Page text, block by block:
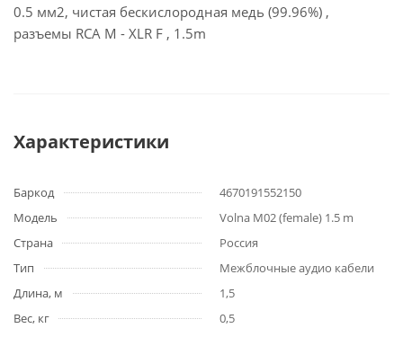
0.5 мм2, чистая бескислородная медь (99.96%) ,
разъемы RCA M - XLR F , 1.5m
Характеристики
Баркод
4670191552150
Модель
Volna M02 (female) 1.5 m
Страна
Россия
Тип
Межблочные аудио кабели
Длина, м
1,5
Вес, кг
0,5